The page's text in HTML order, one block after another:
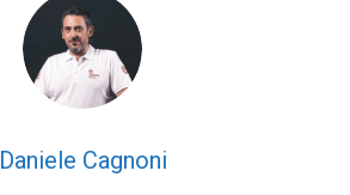
Daniele Cagnoni